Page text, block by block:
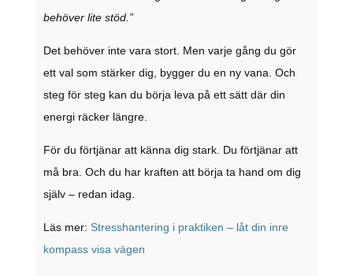
behöver lite stöd.”
Det behöver inte vara stort. Men varje gång du gör
ett val som stärker dig, bygger du en ny vana. Och
steg för steg kan du börja leva på ett sätt där din
energi räcker längre.
För du förtjänar att känna dig stark. Du förtjänar att
må bra. Och du har kraften att börja ta hand om dig
själv – redan idag.
Läs mer: Stresshantering i praktiken – låt din inre
kompass visa vägen